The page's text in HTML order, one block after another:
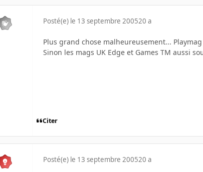
Posté(e) le 13 septembre 200520 a
Plus grand chose malheureusement...
Sinon les mags UK Edge et Games TM aussi
Citer
Posté(e) le 13 septembre 200520 a